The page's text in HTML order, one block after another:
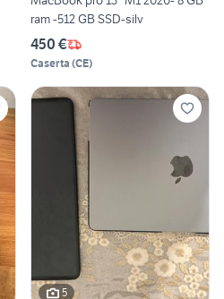
ram -512 GB SSD-silv
450 €
Caserta (CE)
5